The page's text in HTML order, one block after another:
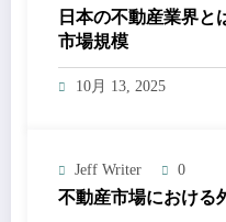
日本の不動産業界と
市場規模
10月 13, 2025
Jeff Writer 0
不動産市場における